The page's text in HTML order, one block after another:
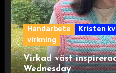
Handarbete
Kristen
virkning
Virkad väst
Wednesday